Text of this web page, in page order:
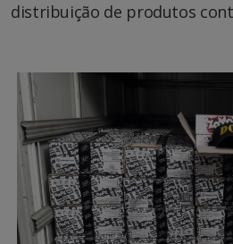
distribuição de produtos